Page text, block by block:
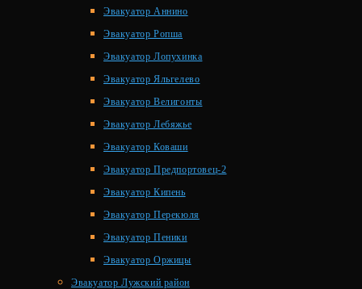
Эвакуатор Аннино
Эвакуатор Ропша
Эвакуатор Лопухинка
Эвакуатор Яльгелево
Эвакуатор Велигонты
Эвакуатор Лебяжье
Эвакуатор Коваши
Эвакуатор Предпортовец-2
Эвакуатор Кипень
Эвакуатор Перекюля
Эвакуатор Пеники
Эвакуатор Оржицы
Эвакуатор Лужский район